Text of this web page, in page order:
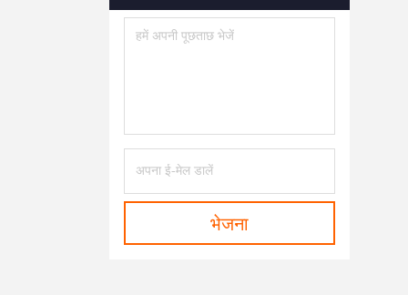
अग्नि अलार्म प्रणाली (21)
धुआँ निकालने वाले पंखे(14)
भेजना